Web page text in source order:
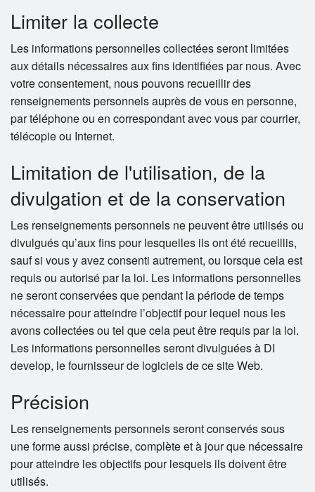
Limiter la collecte
Les informations personnelles collectées seront limitées
aux détails nécessaires aux fins identifiées par nous. Avec
votre consentement, nous pouvons recueillir des
renseignements personnels auprès de vous en personne,
par téléphone ou en correspondant avec vous par courrier,
télécopie ou Internet.
Limitation de l'utilisation, de la
divulgation et de la conservation
Les renseignements personnels ne peuvent être utilisés ou
divulgués qu’aux fins pour lesquelles ils ont été recueillis,
sauf si vous y avez consenti autrement, ou lorsque cela est
requis ou autorisé par la loi. Les informations personnelles
ne seront conservées que pendant la période de temps
nécessaire pour atteindre l’objectif pour lequel nous les
avons collectées ou tel que cela peut être requis par la loi.
Les informations personnelles seront divulguées à DI
develop, le fournisseur de logiciels de ce site Web.
Précision
Les renseignements personnels seront conservés sous
une forme aussi précise, complète et à jour que nécessaire
pour atteindre les objectifs pour lesquels ils doivent être
utilisés.